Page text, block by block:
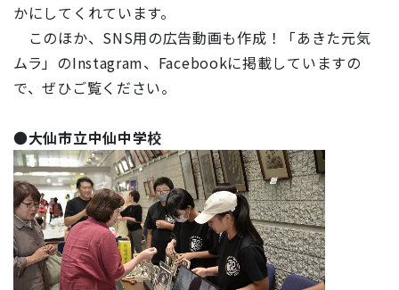
かにしてくれています。
このほか、SNS用の広告動画も作成！「あきた元気
ムラ」のInstagram、Facebookに掲載していますの
で、ぜひご覧ください。
●大仙市立中仙中学校